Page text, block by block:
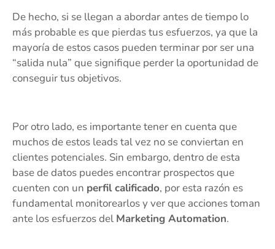
De hecho, si se llegan a abordar antes de tiempo lo
más probable es que pierdas tus esfuerzos, ya que la
mayoría de estos casos pueden terminar por ser una
“salida nula” que signifique perder la oportunidad de
conseguir tus objetivos.
Por otro lado, es importante tener en cuenta que
muchos de estos leads tal vez no se conviertan en
clientes potenciales. Sin embargo, dentro de esta
base de datos puedes encontrar prospectos que
cuenten con un perfil calificado, por esta razón es
fundamental monitorearlos y ver que acciones toman
ante los esfuerzos del Marketing Automation.